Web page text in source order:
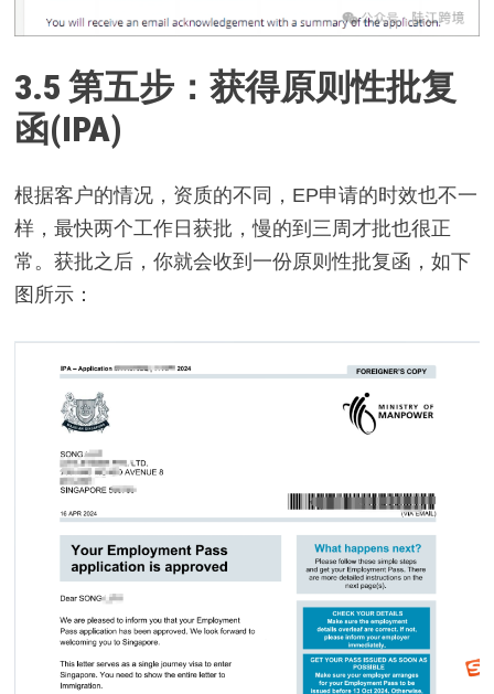
3.5第五步：获得原则性批复
函(IPA)
根据客户的情况，资质的不同，EP申请的时效也不一
样，最快两个工作日获批，慢的到三周才批也很正
常。获批之后，你就会收到一份原则性批复函，如下
图所示：